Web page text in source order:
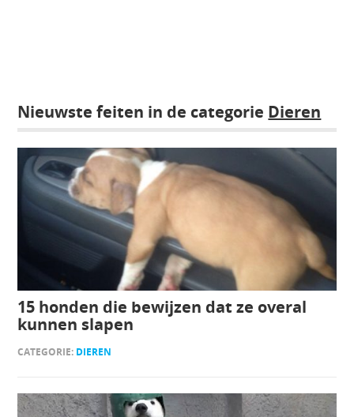
Nieuwste feiten in de categorie Dieren
15 honden die bewijzen dat ze overal
kunnen slapen
CATEGORIE: DIEREN